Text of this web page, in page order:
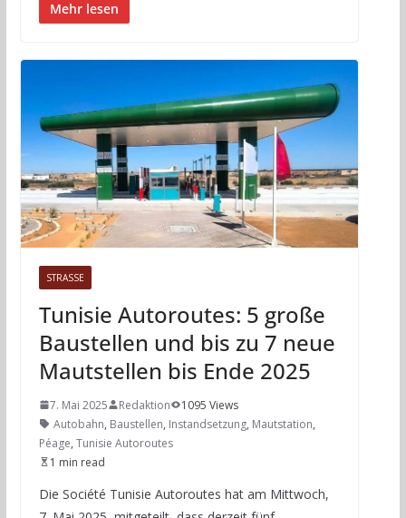
Mehr lesen
STRASSE
Tunisie Autoroutes: 5 große
Baustellen und bis zu 7 neue
Mautstellen bis Ende 2025
7. Mai 2025 Redaktion
1095 Views
Autobahn, Baustellen, Instandsetzung, Mautstation,
Péage, Tunisie Autoroutes
1 min read
Die Société Tunisie Autoroutes hat am Mittwoch,